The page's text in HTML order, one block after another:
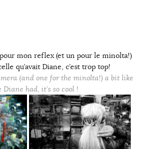
mon reflex (et un pour le minolta!)
qu’avait Diane, c’est trop top!
(and one for the minolta!) a bit like
Diane had, it’s so cool !